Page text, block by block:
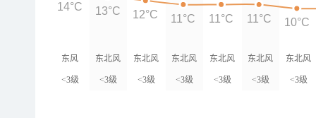
东风
<3级
东北风
<3级
东北风
<3级
东北风
<3级
东北风
<3级
东北风
<3级
东北风
<3级
14°C 13°C 12°C 11°C 11°C 11°C 10°C